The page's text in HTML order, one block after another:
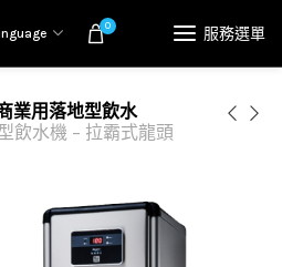
0 服務選單
業用落地型飲水
飲水機 – 拉霸式龍頭